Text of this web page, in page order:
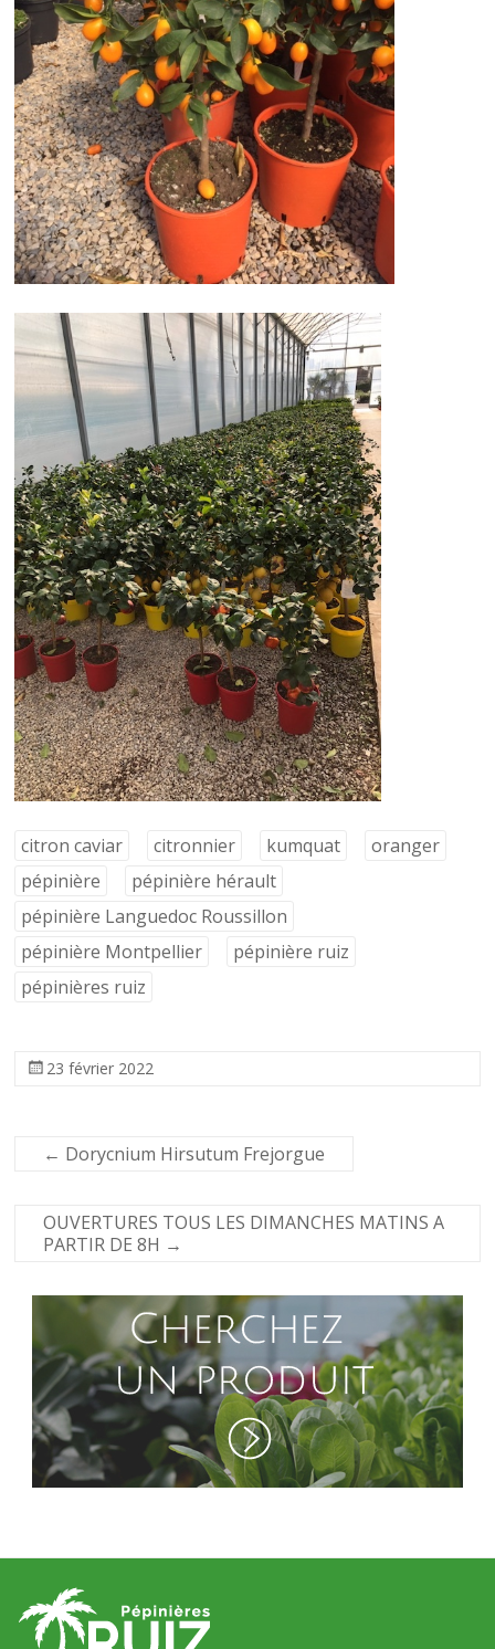
citron caviar citronnier kumquat
oranger
pépinière
pépinière hérault
pépinière Languedoc Roussillon
pépinière Montpellier
pépinière ruiz
pépinières ruiz
23 février 2022
← Dorycnium Hirsutum Frejorgue
OUVERTURES TOUS LES DIMANCHES MATINS A
PARTIR DE 8H →